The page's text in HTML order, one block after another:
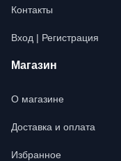
Контакты
Вход | Регистрация
Магазин
О магазине
Доставка и оплата
Избранное